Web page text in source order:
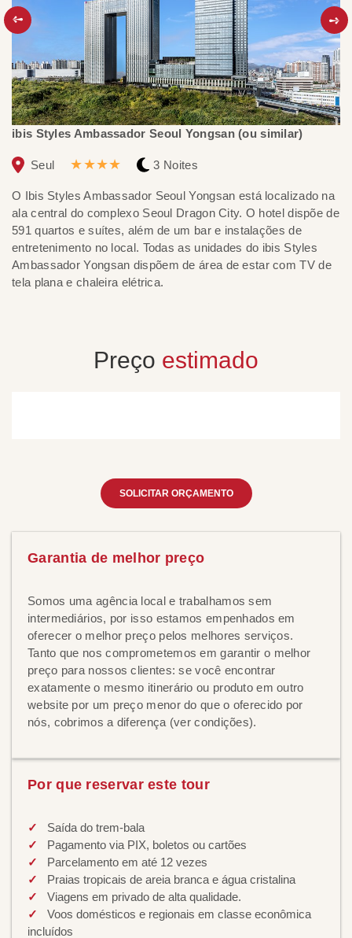
ibis Styles Ambassador Seoul Yongsan (ou similar)
Seul ★★★★ 3 Noites
O Ibis Styles Ambassador Seoul Yongsan está localizado na
ala central do complexo Seoul Dragon City. O hotel dispõe de
591 quartos e suítes, além de um bar e instalações de
entretenimento no local. Todas as unidades do ibis Styles
Ambassador Yongsan dispõem de área de estar com TV de
tela plana e chaleira elétrica.
Preço estimado
SOLICITAR ORÇAMENTO
Garantia de melhor preço
Somos uma agência local e trabalhamos sem
intermediários, por isso estamos empenhados em
oferecer o melhor preço pelos melhores serviços.
Tanto que nos comprometemos em garantir o melhor
preço para nossos clientes: se você encontrar
exatamente o mesmo itinerário ou produto em outro
website por um preço menor do que o oferecido por
nós, cobrimos a diferença (ver condições).
Por que reservar este tour
Saída do trem-bala
Pagamento via PIX, boletos ou cartões
Parcelamento em até 12 vezes
Praias tropicais de areia branca e água cristalina
Viagens em privado de alta qualidade.
Voos domésticos e regionais em classe econômica
incluídos